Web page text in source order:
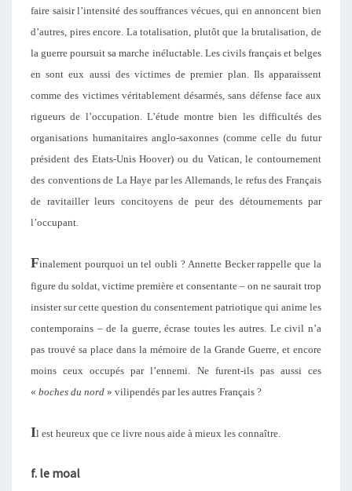
faire saisir l’intensité des souffrances vécues, qui en annoncent bien
d’autres, pires encore. La totalisation, plutôt que la brutalisation, de
la guerre poursuit sa marche inéluctable. Les civils français et belges
en sont eux aussi des victimes de premier plan. Ils apparaissent
comme des victimes véritablement désarmés, sans défense face aux
rigueurs de l’occupation. L’étude montre bien les difficultés des
organisations humanitaires anglo-saxonnes (comme celle du futur
président des Etats-Unis Hoover) ou du Vatican, le contournement
des conventions de La Haye par les Allemands, le refus des Français
de ravitailler leurs concitoyens de peur des détournements par
l’occupant.
Finalement pourquoi un tel oubli ? Annette Becker rappelle que la
figure du soldat, victime première et consentante – on ne saurait trop
insister sur cette question du consentement patriotique qui anime les
contemporains – de la guerre, écrase toutes les autres. Le civil n’a
pas trouvé sa place dans la mémoire de la Grande Guerre, et encore
moins ceux occupés par l’ennemi. Ne furent-ils pas aussi ces
« boches du nord » vilipendés par les autres Français ?
Il est heureux que ce livre nous aide à mieux les connaître.
f. le moal